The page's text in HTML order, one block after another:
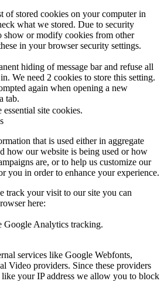
of stored cookies on your computer in
what we stored. Due to security
show or modify cookies from other
in your browser security settings.
hiding of message bar and refuse all
We need 2 cookies to store this setting.
again when opening a new
tab.
site cookies.
that is used either in aggregate
how our website is being used or how
are, or to help us customize our
you in order to enhance your experience.
track your visit to our site you can
here:
Google Analytics tracking.
services like Google Webfonts,
Video providers. Since these providers
like your IP address we allow you to block